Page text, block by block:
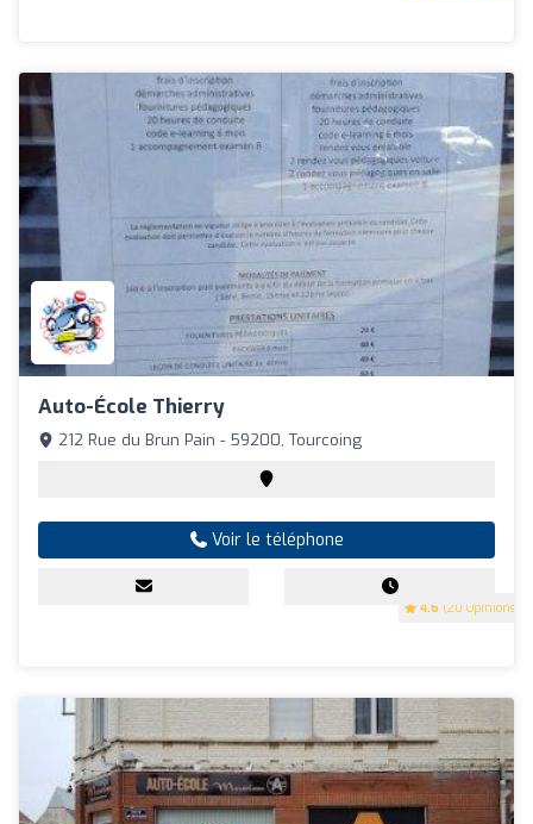
Auto-École Thierry
4.6 (20 Opinions)
212 Rue du Brun Pain - 59200, Tourcoing
Voir le téléphone